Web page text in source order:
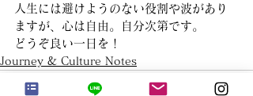
人生には避けようのない役割や波があり
ますが、心は自由。自分次第です。
どうぞ良い一日を！
Journey & Culture Notes